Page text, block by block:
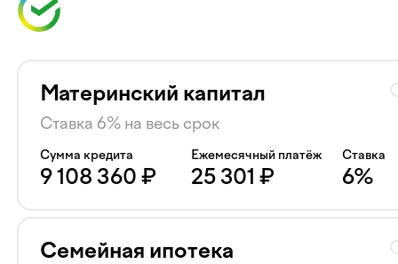
Материнский капитал
Ставка 6% на весь срок
Сумма кредита
9 108 360 ₽
Ежемесячный платёж
25 301 ₽
Ставка
6%
Семейная ипотека